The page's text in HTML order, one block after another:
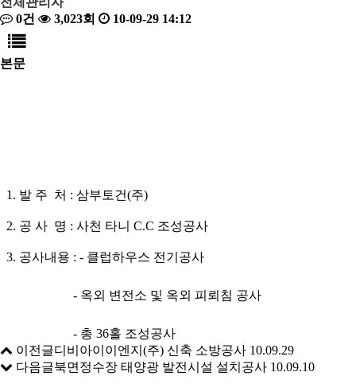
0건
3,023회 10-09-29 14:12
본문
1. 발 주 처 : 삼부토건(주)
2. 공 사 명 : 사천 타니 C.C 조성공사
3. 공사내용 : - 클럽하우스 전기공사
- 옥외 변전소 및 옥외 피뢰침 공사
- 총 36홀 조성공사
이전글디비아이이엔지(주) 신축 소방공사 10.09.29
다음글북면정수장 태양광 발전시설 설치공사 10.09.10